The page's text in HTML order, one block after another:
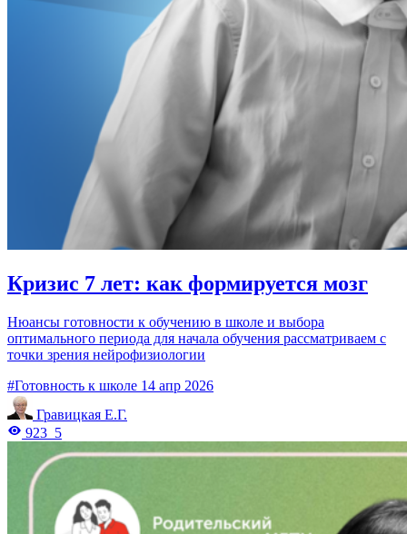
Кризис 7 лет: как формируется мозг
Нюансы готовности к обучению в школе и выбора
оптимального периода для начала обучения рассматриваем с
точки зрения нейрофизиологии
#Готовность к школе 14 апр 2026
Гравицкая Е.Г.
923 5